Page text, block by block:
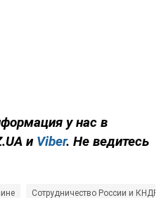
у нас в
и Viber. Не ведитесь
Сотрудничество России и КНДР